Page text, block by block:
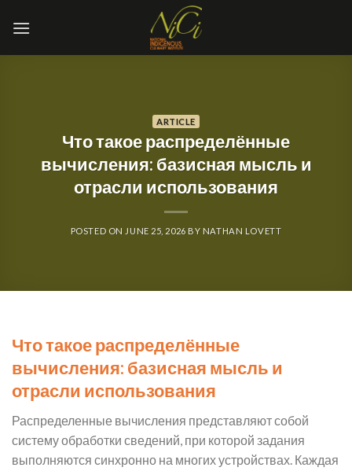
ARTICLE
Что такое распределённые
вычисления: базисная мысль и
отрасли использования
POSTED ON JUNE 25, 2026 BY NATHAN LOVETT
Что такое распределённые
вычисления: базисная мысль и
отрасли использования
Распределенные вычисления представляют собой
систему обработки сведений, при которой задания
выполняются синхронно на многих устройствах. Каждая